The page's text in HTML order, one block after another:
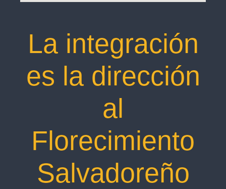
La integración
es la dirección
al
Florecimiento
Salvadoreño